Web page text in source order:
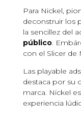
Para Nickel,
deconstruir los
la sencillez del
público.
con el Slicer de
Las playable
destaca por su
marca. Nickel
experiencia